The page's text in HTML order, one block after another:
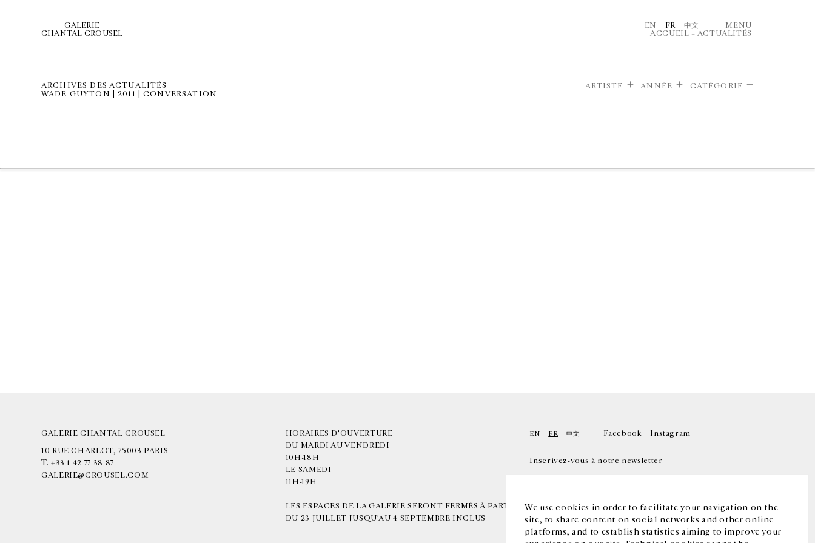
We use cookies in order to facilitate your navigation on the
site, to share content on social networks and other online
platforms, and to establish statistics aiming to improve your
GALERIE
CHANTAL CROUSEL
EN FR 中文
MENU
ACCUEIL – ACTUALITÉS
ARCHIVES DES ACTUALITÉS
WADE GUYTON | 2011 | CONVERSATION
ARTISTE ANNÉE CATÉGORIE
GALERIE CHANTAL CROUSEL
10 RUE CHARLOT, 75003 PARIS
T. +33 1 42 77 38 87
GALERIE@CROUSEL.COM
HORAIRES D'OUVERTURE
DU MARDI AU VENDREDI
10H-18H
LE SAMEDI
11H-19H
LES ESPACES DE LA GALERIE SERONT FERMÉS À PARTIR
DU 23 JUILLET JUSQU'AU 4 SEPTEMBRE INCLUS
EN FR 中文 Facebook Instagram
Inscrivez-vous à notre newsletter